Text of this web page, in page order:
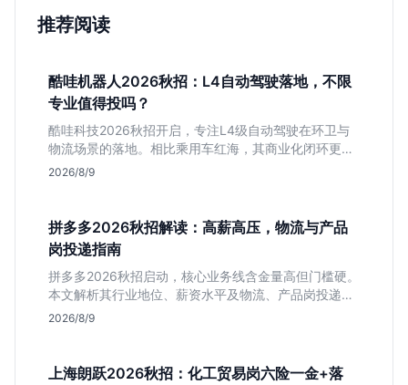
推荐阅读
酷哇机器人2026秋招：L4自动驾驶落地，不限
专业值得投吗？
酷哇科技2026秋招开启，专注L4级自动驾驶在环卫与
物流场景的落地。相比乘用车红海，其商业化闭环更清
晰，现金流相对健康。本文解读其业务模式、岗位稳定
2026/8/9
拼多多2026秋招解读：高薪高压，物流与产品
岗投递指南
拼多多2026秋招启动，核心业务线含金量高但门槛硬。
本文解析其行业地位、薪资水平及物流、产品岗投递策
略，助你判断是否适合这种高强度职业起步。
2026/8/9
上海朗跃2026秋招：化工贸易岗六险一金+落